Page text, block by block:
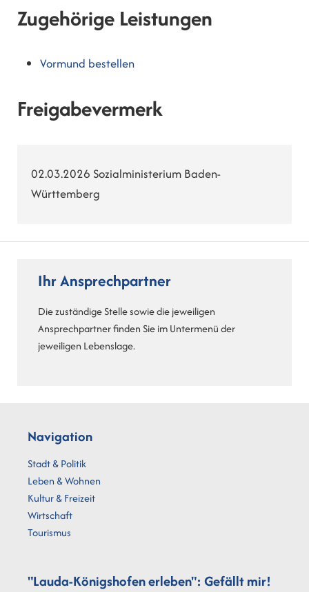
Zugehörige Leistungen
Vormund bestellen
Freigabevermerk
02.03.2026 Sozialministerium Baden-
Württemberg
Ihr Ansprechpartner
Die zuständige Stelle sowie die jeweiligen
Ansprechpartner finden Sie im Untermenü der
jeweiligen Lebenslage.
Navigation
Stadt & Politik
Leben & Wohnen
Kultur & Freizeit
Wirtschaft
Tourismus
"Lauda-Königshofen erleben": Gefällt mir!